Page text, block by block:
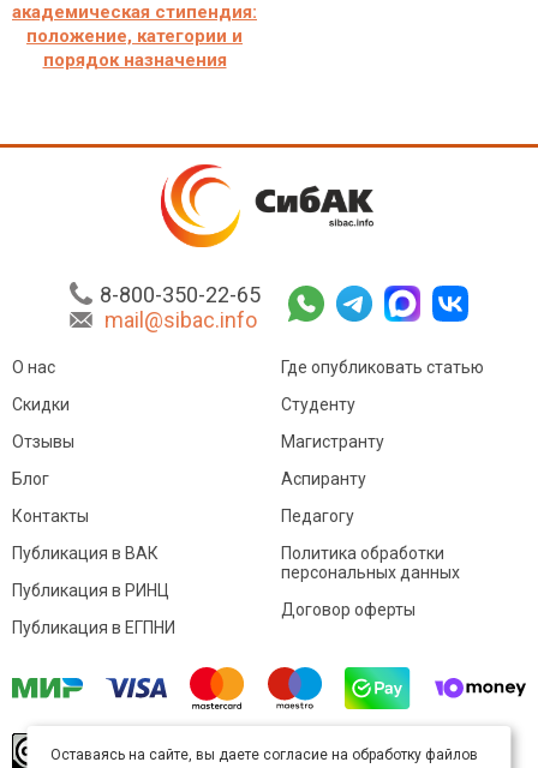
академическая стипендия:
положение, категории и
порядок назначения
8-800-350-22-65
mail@sibac.info
О нас
Скидки
Отзывы
Блог
Контакты
Где опубликовать статью
Студенту
Магистранту
Аспиранту
Педагогу
Публикация в ВАК
Публикация в РИНЦ
Публикация в ЕГПНИ
Политика обработки
персональных данных
Договор оферты
произведение доступно полицензии Creative
Оставаясь на сайте, вы даете согласие на обработку файлов